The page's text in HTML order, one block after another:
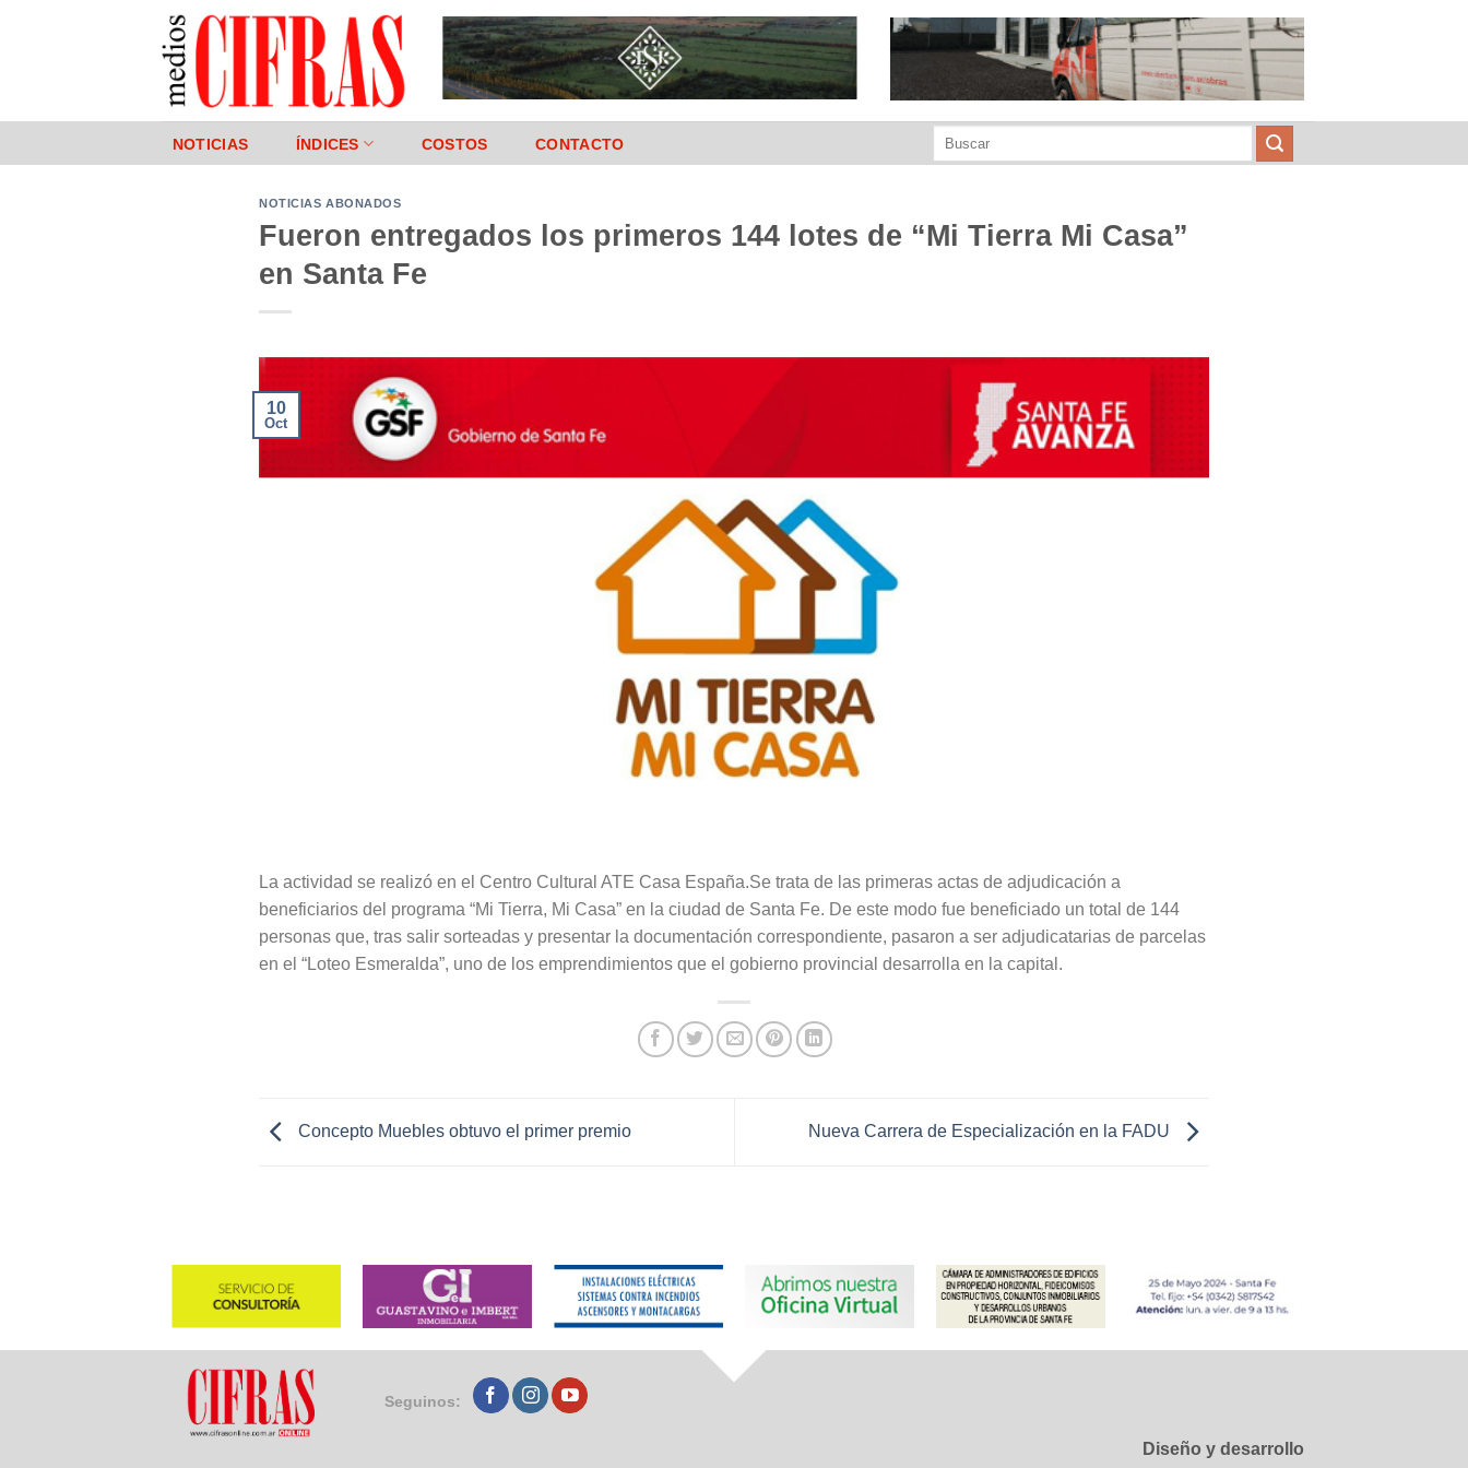
NOTICIAS ÍNDICES COSTOS CONTACTO
NOTICIAS ABONADOS
Fueron entregados los primeros 144 lotes de “Mi Tierra Mi Casa”
en Santa Fe
10
Oct
La actividad se realizó en el Centro Cultural ATE Casa España.Se trata de las primeras actas de adjudicación a
beneficiarios del programa “Mi Tierra, Mi Casa” en la ciudad de Santa Fe. De este modo fue beneficiado un total de 144
personas que, tras salir sorteadas y presentar la documentación correspondiente, pasaron a ser adjudicatarias de parcelas
en el “Loteo Esmeralda”, uno de los emprendimientos que el gobierno provincial desarrolla en la capital.
Concepto Muebles obtuvo el primer premio Nueva Carrera de Especialización en la FADU
Seguinos:
Diseño y desarrollo